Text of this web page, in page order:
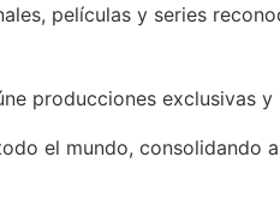
películas y series
producciones exclusivas y
el mundo, consolidando